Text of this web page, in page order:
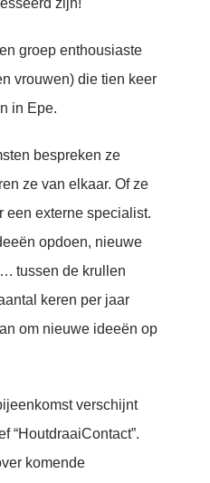
zijn!
groep enthousiaste
vrouwen) die tien keer
in Epe.
bespreken ze
ze van elkaar. Of ze
een externe specialist.
opdoen, nieuwe
tussen de krullen
keren per jaar
om nieuwe ideeën op
verschijnt
“HoutdraaiContact”.
komende